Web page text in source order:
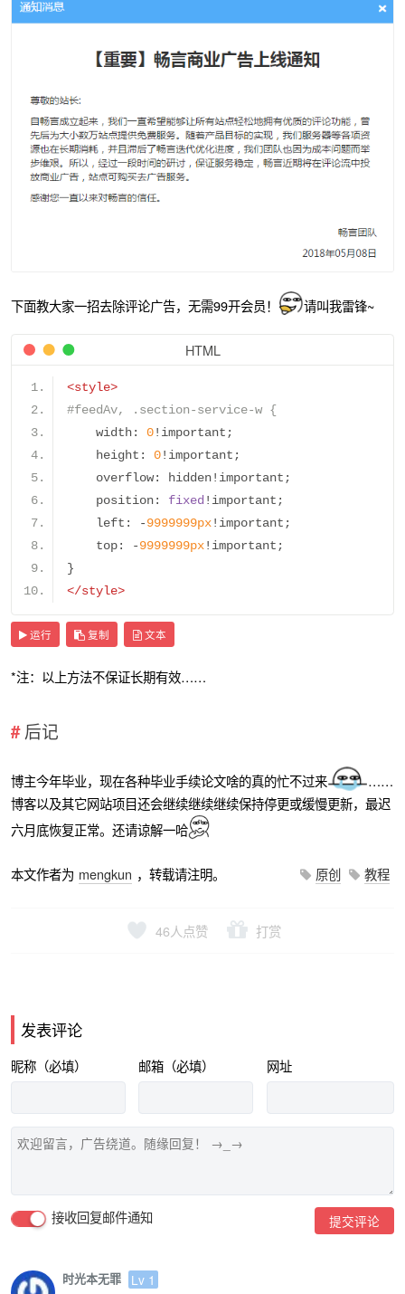
下面教大家一招去除评论广告，无需99开会员！ 请叫我雷锋~
HTML
<style>
#feedAv, .section-service-w {
    width
: 0! important;
    height
: 0! important;
    overflow
: hidden! important;
    position
: fixed! important;
    left
: -9999999px! important;
    top
: -9999999px! important;
}
</style>
运行 复制 文本
*注：以上方法不保证长期有效……
后记
博主今年毕业，现在各种毕业手续论文啥的真的忙不过来
……
博客以及其它网站项目还会继续继续继续保持停更或缓慢更新，最迟
六月底恢复正常。还请谅解一哈
本文作者为 mengkun ，转载请注明。 原创 教程
46人点赞 打赏
发表评论
昵称（必填） 邮箱（必填） 网址
接收回复邮件通知 提交评论
时光本无罪 Lv 1